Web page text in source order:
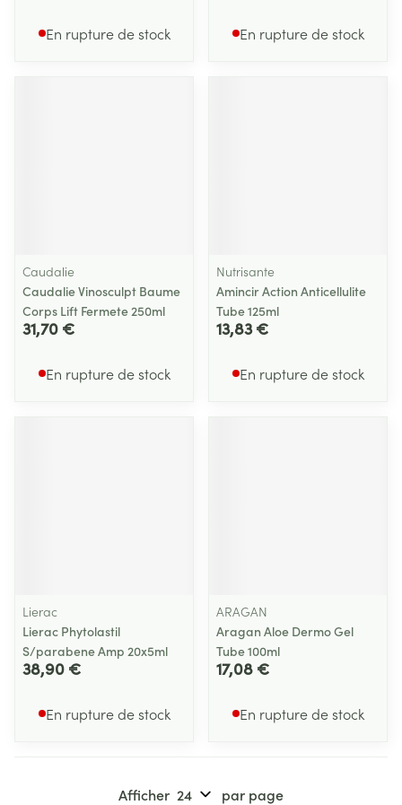
En rupture de stock En rupture de stock
Caudalie
Caudalie Vinosculpt Baume
Corps Lift Fermete 250ml
31,70 €
En rupture de stock
Nutrisante
Amincir Action Anticellulite
Tube 125ml
13,83 €
En rupture de stock
Lierac
Lierac Phytolastil
S/parabene Amp 20x5ml
38,90 €
En rupture de stock
ARAGAN
Aragan Aloe Dermo Gel
Tube 100ml
17,08 €
En rupture de stock
Afficher par page